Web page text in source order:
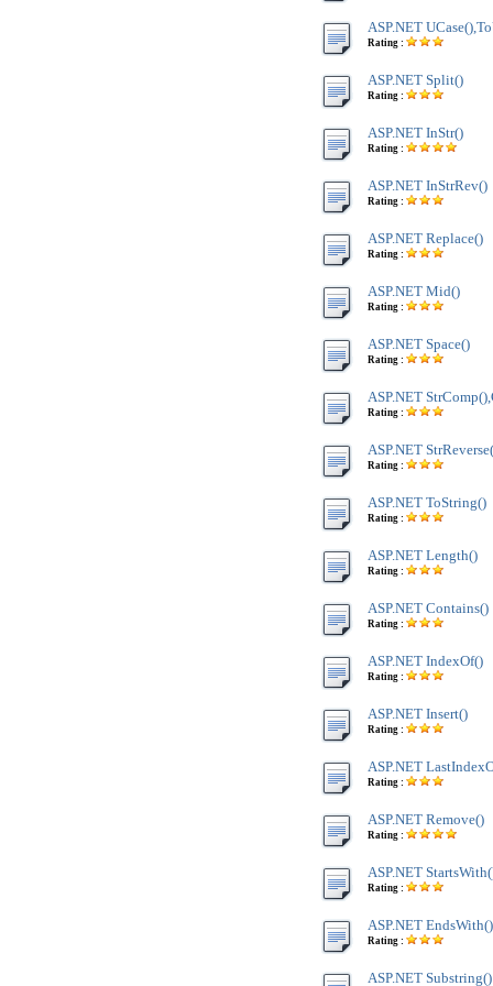
ASP.NET
Rating :
ASP.NET Split()
Rating :
ASP.NET InStr()
Rating :
ASP.NET InStrRev()
Rating :
ASP.NET Replace()
Rating :
ASP.NET Mid()
Rating :
ASP.NET Space()
Rating :
ASP.NET
Rating :
ASP.NET
Rating :
ASP.NET ToString()
Rating :
ASP.NET Length()
Rating :
ASP.NET Contains()
Rating :
ASP.NET IndexOf()
Rating :
ASP.NET Insert()
Rating :
ASP.NET
Rating :
ASP.NET Remove()
Rating :
ASP.NET
Rating :
ASP.NET EndsWith()
Rating :
ASP.NET Substring()